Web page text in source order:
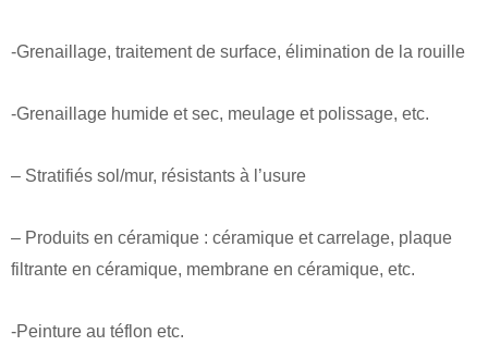
-Grenaillage, traitement de surface, élimination de la rouille
-Grenaillage humide et sec, meulage et polissage, etc.
– Stratifiés sol/mur, résistants à l’usure
– Produits en céramique : céramique et carrelage, plaque
filtrante en céramique, membrane en céramique, etc.
-Peinture au téflon etc.